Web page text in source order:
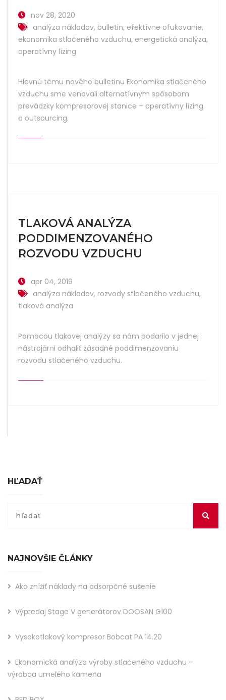
nov 28, 2020
analýza nákladov, bulletin, efektívne ofukovanie,
ekonomika stlačeného vzduchu, energetická analýza,
operatívny lízing
Hlavnú tému nového bulletinu Ekonomika stlačeného
vzduchu sme venovali alternatívnym spôsobom
prevádzky kompresorovej stanice – operatívny lízing
a outsourcing.
TLAKOVÁ ANALÝZA
PODDIMENZOVANÉHO
ROZVODU VZDUCHU
apr 04, 2019
analýza nákladov, rozvody stlačeného vzduchu,
tlaková analýza
Pomocou tlakovej analýzy sa nám podarilo v jednej
nástrojárni odhaliť zásadné poddimenzovaniu
rozvodu stlačeného vzduchu.
HĽADAŤ
NAJNOVŠIE ČLÁNKY
Ako znížiť náklady na adsorpčné sušenie
Výpredaj Stage V generátorov DOOSAN G100
Vysokotlakový kompresor Bobcat PA 14.20
Ekonomická analýza výroby stlačeného vzduchu –
výrobca umelého kameňa